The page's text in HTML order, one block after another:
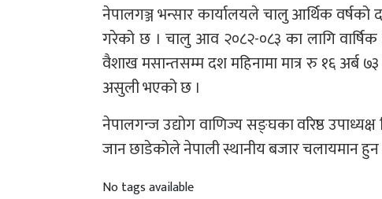
नेपालगञ्ज भन्सार कार्यालयले चालु आर्थिक वर्षको
गरेको छ । चालु आव २०८२-०८३ का लागि
वैशाख मसान्तसम्म दश महिनामा मात्र रु १६ अर्ब
असुली भएको छ ।
नेपालगन्ज उद्योग वाणिज्य सङ्घका वरिष्ठ
जान छाडेकोले नेपाली स्थानीय बजार चलायमान
No tags available